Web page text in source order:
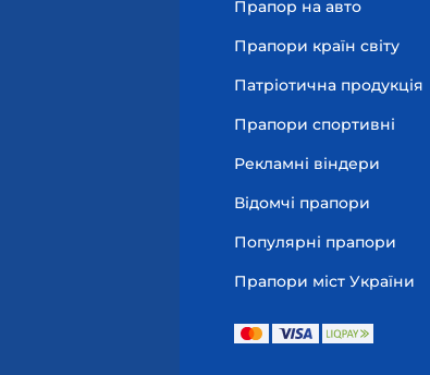
Прапор на авто
Прапори країн світу
Патріотична продукція
Прапори спортивні
Рекламні віндери
Відомчі прапори
Популярні прапори
Прапори міст України